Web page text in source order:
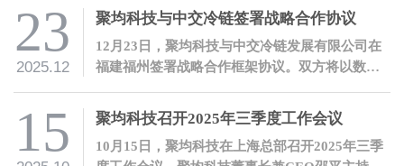
23
2025.12
聚均科技与中交冷链签署战略合作协议
12月23日，聚均科技与中交冷链发展有限公司在
福建福州签署战略合作框架协议。双方将以数智
15 聚均科技召开2025年三季度工作会议
10月15日，聚均科技在上海总部召开2025年三季